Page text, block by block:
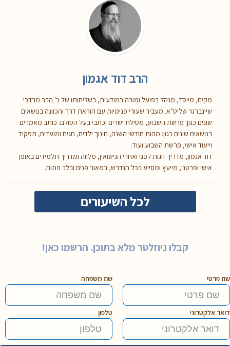
הרב דוד אגמון
מקים, מייסד, מנהל בפועל ומורה במודעות, בשליחותו של כ' הרב מרדכי
שיינברגר שליט"א. מעביר שעורי פנימיות עם הוראת דרך והכוונה בנושאים
שונים כגון: פרשת השבוע, מסילת ישרים וכתבי בעל הסולם. כותב מאמרים
בנושאים שונים כגון: מהות חודשי השנה, חינוך ילדים, חגים ומועדים, תפקיד
וייעוד אישי, פרשת השבוע ועוד.
דוד אגמון, מדריך זוגות לפני ואחרי הנישואין, מלווה ומדריך תלמידים באופן
אישי ופרטני, מייעץ ומסייע בכל הנדרש, במאור פנים ובלב פתוח.
לכל השיעורים
קבלו ניוזלטר מלא בתוכן. הרשמו כאן!
שם פרטי שם משפחה
דואר אלקטרוני טלפון